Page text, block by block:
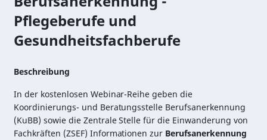
Pflegeberufe und
Gesundheitsfachberufe
Beschreibung
In der kostenlosen Webinar-Reihe geben die
Koordinierungs- und Beratungsstelle Berufsanerkennung
(KuBB) sowie die Zentrale Stelle für die Einwanderung von
Fachkräften (ZSEF) Informationen zur Berufsanerkennung